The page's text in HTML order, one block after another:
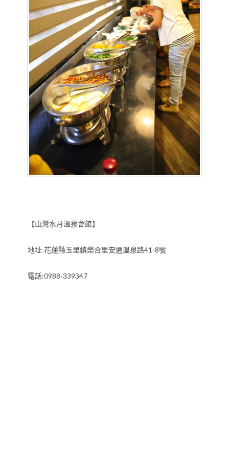
【山灣水月溫泉會館】
地址:花蓮縣玉里鎮樂合里安通溫泉路41-8號
電話:0988-339347